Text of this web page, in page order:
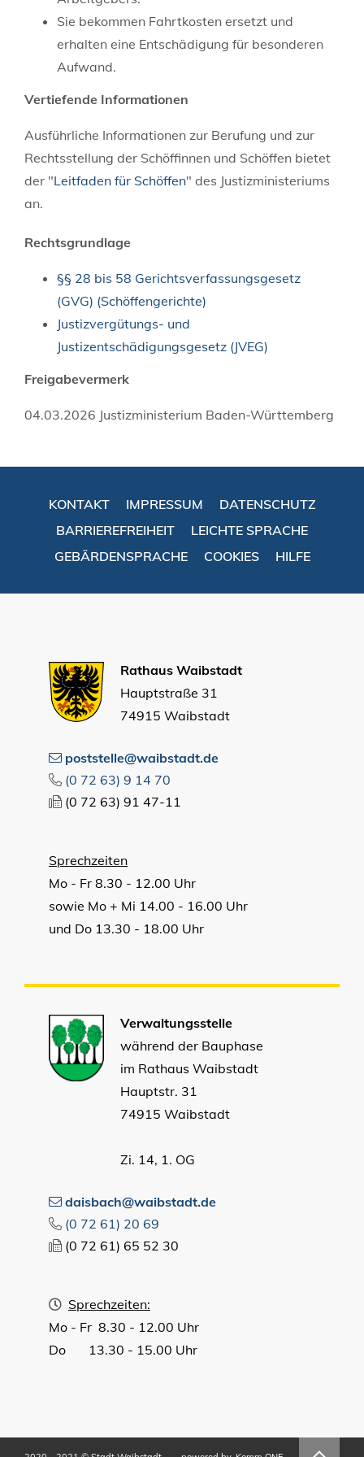
Sie bekommen Fahrtkosten ersetzt und
erhalten eine Entschädigung für besonderen
Aufwand.
Vertiefende Informationen
Ausführliche Informationen zur Berufung und zur
Rechtsstellung der Schöffinnen und Schöffen bietet
der "Leitfaden für Schöffen" des Justizministeriums
an.
Rechtsgrundlage
§§ 28 bis 58 Gerichtsverfassungsgesetz
(GVG) (Schöffengerichte)
Justizvergütungs- und
Justizentschädigungsgesetz (JVEG)
Freigabevermerk
04.03.2026 Justizministerium Baden-Württemberg
KONTAKT IMPRESSUM
DATENSCHUTZ
BARRIEREFREIHEIT
LEICHTE SPRACHE
GEBÄRDENSPRACHE
COOKIES HILFE
Rathaus Waibstadt
Hauptstraße 31
74915 Waibstadt
poststelle@waibstadt.de
(0 72 63) 9 14 70
(0 72 63) 91 47-11
Sprechzeiten
Mo - Fr 8.30 - 12.00 Uhr
sowie Mo + Mi 14.00 - 16.00 Uhr
und Do 13.30 - 18.00 Uhr
Verwaltungsstelle
während der Bauphase
im Rathaus Waibstadt
Hauptstr. 31
74915 Waibstadt
Zi. 14, 1. OG
daisbach@waibstadt.de
(0 72 61) 20 69
(0 72 61) 65 52 30
Sprechzeiten:
Mo - Fr 8.30 - 12.00 Uhr
Do 13.30 - 15.00 Uhr